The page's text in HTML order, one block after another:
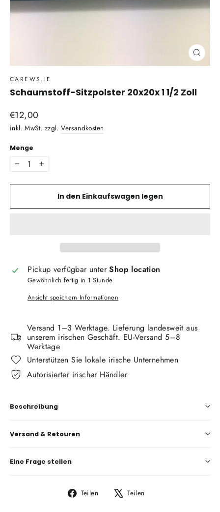
(Esc)
CAREWS.IE
Schaumstoff-Sitzpolster 20x20x 1 1/2 Zoll
Normaler
Preis
€12,00
inkl. MwSt. zzgl.Versandkosten
Menge
− +
In den Einkaufswagen legen
Pickup verfügbar unterShop location
Gewöhnlich fertig in 1 Stunde
Ansicht speichern Informationen
Versand 1–3 Werktage. Lieferung landesweit aus
unserem irischen Geschäft. EU-Versand 5–8
Werktage
Unterstützen Sie lokale irische Unternehmen
Autorisierter irischer Händler
Beschreibung
Versand & Retouren
Eine Frage stellen
Teilen
Auf
Facebook
Teilen